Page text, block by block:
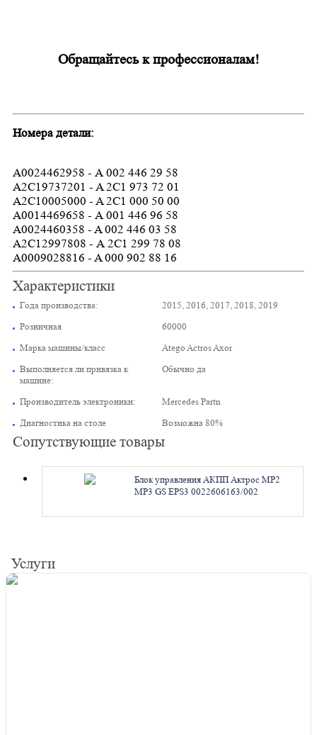
Обращайтесь к профессионалам!
Номера детали:
А0024462958 - А 002 446 29 58
A2C19737201 - A 2C1 973 72 01
A2C10005000 - A 2C1 000 50 00
А0014469658 - А 001 446 96 58
A0024460358 - A 002 446 03 58
А2C12997808 - А 2C1 299 78 08
A0009028816 - A 000 902 88 16
Характеристики
Года производства:
2015, 2016, 2017, 2018, 2019
Розничная
60000
Марка машины/класс
Atego Actros Axor
Выполняется ли привязка к
машине:
Обычно да
Производитель электроники:
Mercedes Partn
Диагностика на столе
Возможна 80%
Сопутствующие товары
Блок управления АКПП Актрос MP2
MP3 GS EPS3 0022606163/002
Услуги